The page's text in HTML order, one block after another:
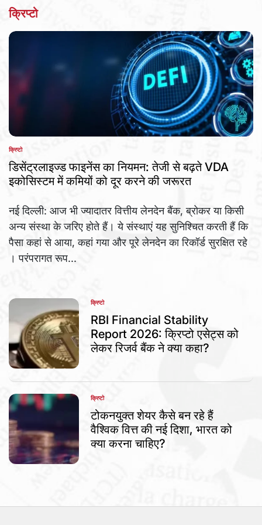
क्रिप्टो
POSTED
IN
क्रिप्टो
डिसेंट्रलाइज्ड फाइनेंस का नियमन: तेजी से बढ़ते VDA
इकोसिस्टम में कमियों को दूर करने की जरूरत
नई दिल्ली: आज भी ज्यादातर वित्तीय लेनदेन बैंक, ब्रोकर या किसी
अन्य संस्था के जरिए होते हैं। ये संस्थाएं यह सुनिश्चित करती हैं कि
पैसा कहां से आया, कहां गया और पूरे लेनदेन का रिकॉर्ड सुरक्षित रहे
। परंपरागत रूप...
POSTED
IN
क्रिप्टो
RBI Financial Stability
Report 2026: क्रिप्टो एसेट्स को
लेकर रिजर्व बैंक ने क्या कहा?
POSTED
IN
क्रिप्टो
टोकनयुक्त शेयर कैसे बन रहे हैं
वैश्विक वित्त की नई दिशा, भारत को
क्या करना चाहिए?